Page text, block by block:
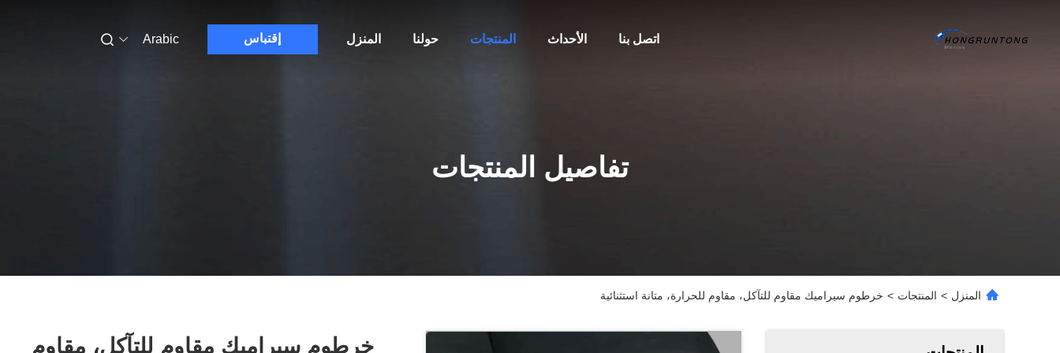
المنزل حولنا المنتجات الأحداث اتصل بنا إقتباس Arabic
تفاصيل المنتجات
المنزل > المنتجات > خرطوم سيراميك مقاوم للتآكل، مقاوم للحرارة، متانة استثنائية
خرطوم سيراميك مقاوم للتآكل، مقاوم